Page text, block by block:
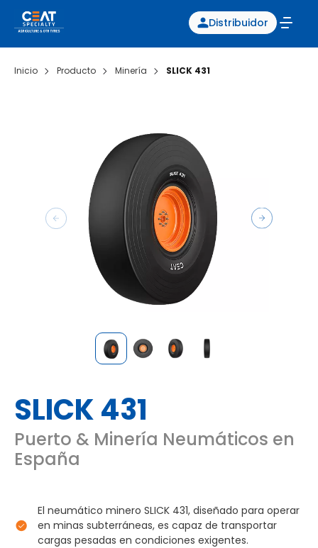
Distribuidor
Inicio Producto Minería SLICK 431
SLICK 431
Puerto & Minería Neumáticos en
España
El neumático minero SLICK 431, diseñado para operar
en minas subterráneas, es capaz de transportar
cargas pesadas en condiciones exigentes.